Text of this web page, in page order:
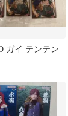
ガイ テンテン